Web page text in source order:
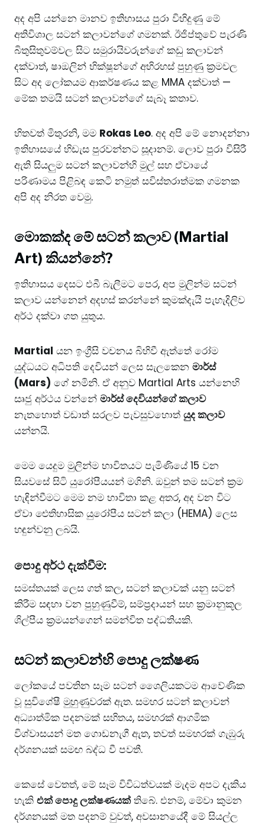
අද අපි යන්නෙ මානව ඉතිහාසය පුරා විහිදුණු මේ
අතිවිශාල සටන් කලාවන්ගේ ගමනක්. ඊජිප්තුවේ පැරණි
බිතුසිතුවම්වල සිට සමුරායිවරුන්ගේ කඩු කලාවන්
දක්වාත්, ෂාඔලින් භික්ෂූන්ගේ අභිරහස් පුහුණු ක්‍රමවල
සිට අද ලෝකයම ආකර්ෂණය කළ MMA දක්වාත් —
මේක තමයි සටන් කලාවන්ගේ සැබෑ කතාව.
හිතවත් මිතුරනි, මම Rokas Leo. අද අපි මේ නොදන්නා
ඉතිහාසයේ හිඩැස පුරවන්නට සූදානම්. ලොව පුරා විසිරී
ඇති සියලුම සටන් කලාවන්හි මුල් සහ ඒවායේ
පරිණාමය පිළිබඳ කෙටි නමුත් සවිස්තරාත්මක ගමනක
අපි අද නිරත වෙමු.
​මොකක්ද මේ සටන් කලාව (Martial
Art) කියන්නේ?
​ඉතිහාසය දෙසට එබී බැලීමට පෙර, අප මුලින්ම සටන්
කලාව යන්නෙන් අදහස් කරන්නේ කුමක්දැයි පැහැදිලිව
අර්ථ දක්වා ගත යුතුය.
Martial යන ඉංග්‍රීසි වචනය බිහිවී ඇත්තේ රෝම
යුද්ධයට අධිපති දෙවියන් ලෙස සැලකෙන මාර්ස්
(Mars) ගේ නමිනි. ඒ අනුව Martial Arts යන්නෙහි
සෘජු අර්ථය වන්නේ මාර්ස් දෙවියන්ගේ කලාව
නැතහොත් වඩාත් සරලව පැවසුවහොත් යුද කලාව
යන්නයි.
​මෙම යෙදුම මුලින්ම භාවිතයට පැමිණියේ 15 වන
සියවසේ සිටි යුරෝපීයයන් මගිනි. ඔවුන් තම සටන් ක්‍රම
හැඳින්වීමට මෙම නම භාවිතා කළ අතර, අද වන විට
ඒවා ඓතිහාසික යුරෝපීය සටන් කලා (HEMA) ලෙස
හඳුන්වනු ලබයි.
පොදු අර්ථ දැක්වීම:
සමස්තයක් ලෙස ගත් කල, සටන් කලාවක් යනු සටන්
කිරීම සඳහා වන පුහුණුවීම්, සම්ප්‍රදායන් සහ ක්‍රමානුකූල
ශිල්පීය ක්‍රමයන්ගෙන් සමන්විත පද්ධතියකි.
​සටන් කලාවන්හි පොදු ලක්ෂණ
​ලෝකයේ පවතින සෑම සටන් ශෛලියකටම ආවේණික
වූ සුවිශේෂී මුහුණුවරක් ඇත. සමහර සටන් කලාවන්
අධ්‍යාත්මික පදනමක් සහිතය, සමහරක් ආගමික
විශ්වාසයන් මත ගොඩනැගී ඇත, තවත් සමහරක් ගැඹුරු
දර්ශනයක් සමඟ බද්ධ වී පවතී.
​කෙසේ වෙතත්, මේ සෑම විවිධත්වයක් මැදම අපට දැකිය
හැකි එක් පොදු ලක්ෂණයක්තිබේ. එනම්, මේවා කුමන
දර්ශනයක් මත පදනම් වුවත්, අවසානයේදී මේ සියල්ල